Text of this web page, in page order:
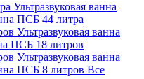
Ультразвуковая ванна
ПСБ 44 литра
Ультразвуковая ванна
ПСБ 18 литров
Ультразвуковая ванна
ПСБ 8 литров Все